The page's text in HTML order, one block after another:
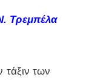
Τρεμπέλα
των